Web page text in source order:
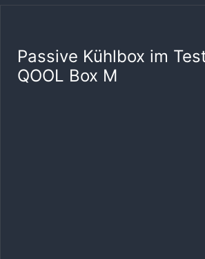
Passive Kühlbox im
QOOL Box M